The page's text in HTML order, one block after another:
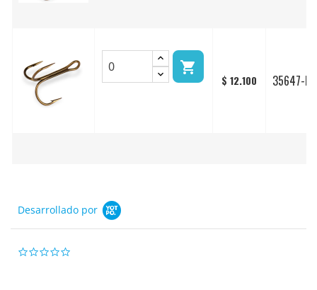

$ 12.100 35647-
Desarrollado por